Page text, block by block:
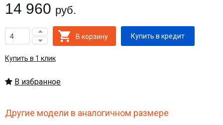
14 960 руб.
Купить в кредит
Купить в 1 клик
В избранное
Другие модели в аналогичном размере